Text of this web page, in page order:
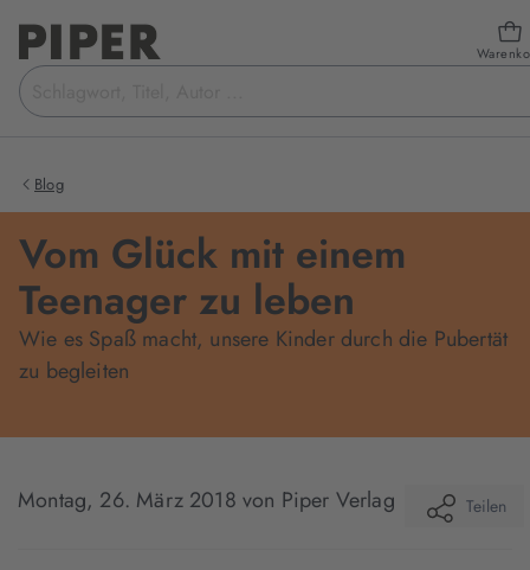
Suchbegriff
eingeben
Blog
Vom Glück mit einem
Teenager zu leben
Wie es Spaß macht, unsere Kinder durch die Pubertät
zu begleiten
Montag, 26. März 2018 von Piper Verlag Teilen